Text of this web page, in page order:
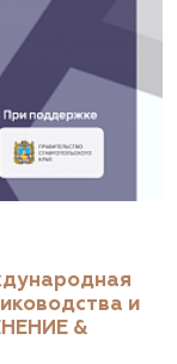
н, дер.
садовый
район, дер. и
&